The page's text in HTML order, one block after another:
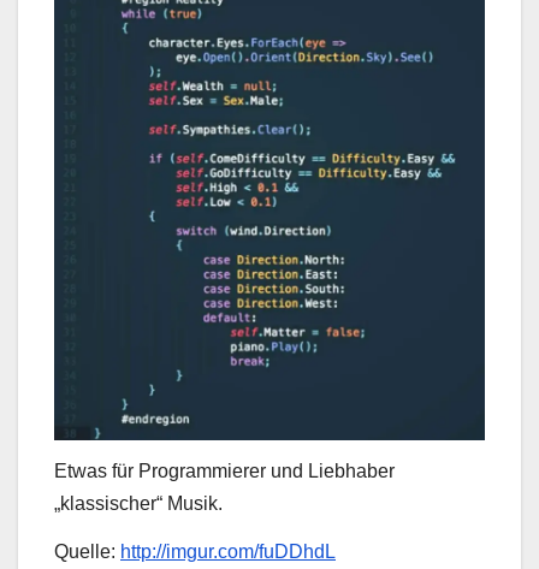
Etwas für Programmierer und Liebhaber
„klassischer“ Musik.
Quelle: http://imgur.com/fuDDhdL